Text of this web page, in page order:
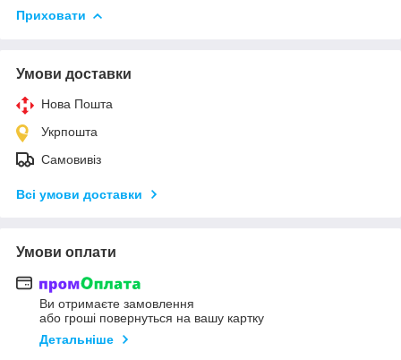
Приховати
Умови доставки
Нова Пошта
Укрпошта
Самовивіз
Всі умови доставки
Умови оплати
Ви отримаєте замовлення
або гроші повернуться на вашу картку
Детальніше